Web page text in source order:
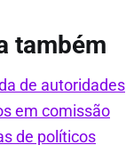
também
de autoridades
em comissão
de políticos